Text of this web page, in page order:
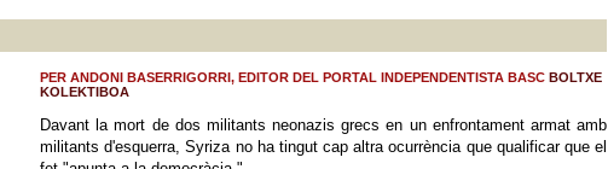
PER ANDONI BASERRIGORRI, EDITOR DEL PORTAL INDEPENDENTISTA BASC BOLTXE
KOLEKTIBOA
Davant la mort de dos militants neonazis grecs en un enfrontament armat amb
militants d'esquerra, Syriza no ha tingut cap altra ocurrència que qualificar que el